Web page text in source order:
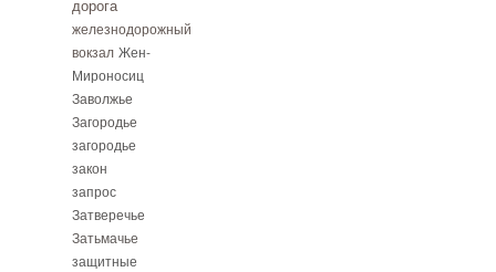
дорога
железнодорожный
вокзал Жен-
Мироносиц
Заволжье
Загородье
загородье
закон
запрос
Затверечье
Затьмачье
защитные